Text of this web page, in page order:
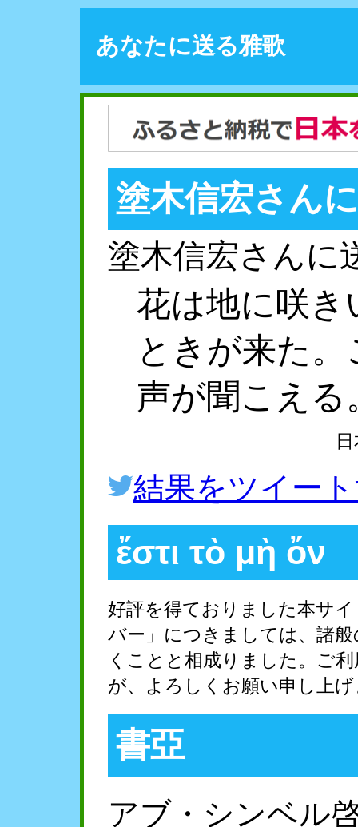
あなたに送る雅歌
塗木信宏さん
塗木信宏さんに
花は地に咲き
ときが来た
声が聞こえる
結果をツイー
ἔστι τὸ μὴ ὄν
好評を得ておりました本サ
バー」につきましては、諸
くことと相成りました。ご
が、よろしくお願い申し上
書亞
アブ・シンベル